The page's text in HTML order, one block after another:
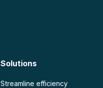
Solutions
Streamline efficiency